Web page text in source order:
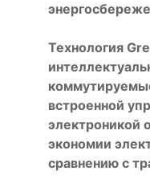
Технология
встроенной
электроникой
экономии
сравнению с